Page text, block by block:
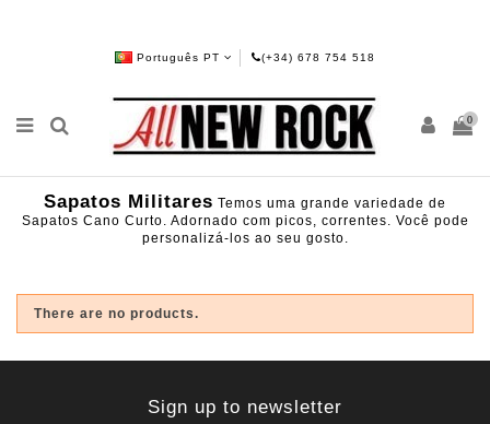
Português PT (+34) 678 754 518
0
Sapatos Militares Temos uma grande variedade de
Sapatos Cano Curto. Adornado com picos, correntes. Você pode
personalizá-los ao seu gosto.
There are no products.
Sign up to newsletter